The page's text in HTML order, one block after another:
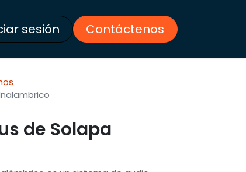
sesión Contáctenos
de Solapa